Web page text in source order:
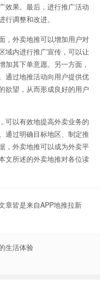
效果。最后，进行推广活动
调整和改进。
，外卖地推可以增加用户对
域内进行推广宣传，可以让
加其下单意愿。另一方面，
通过地推活动向用户提供优
欲望，从而形成良好的用户
可以有效地提高外卖业务的
通过明确目标地区、制定推
，外卖地推可以成为外卖平
文所述的外卖地推对各位读
章皆是来自APP地推拉新
生活体验